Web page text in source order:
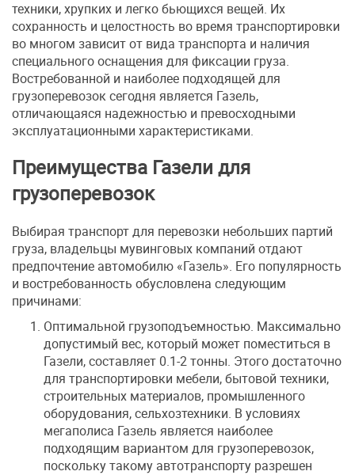
техники, хрупких и легко бьющихся вещей. Их
сохранность и целостность во время транспортировки
во многом зависит от вида транспорта и наличия
специального оснащения для фиксации груза.
Востребованной и наиболее подходящей для
грузоперевозок сегодня является Газель,
отличающаяся надежностью и превосходными
эксплуатационными характеристиками.
Преимущества Газели для
грузоперевозок
Выбирая транспорт для перевозки небольших партий
груза, владельцы мувинговых компаний отдают
предпочтение автомобилю «Газель». Его популярность
и востребованность обусловлена следующим
причинами:
Оптимальной грузоподъемностью. Максимально
допустимый вес, который может поместиться в
Газели, составляет 0.1-2 тонны. Этого достаточно
для транспортировки мебели, бытовой техники,
строительных материалов, промышленного
оборудования, сельхозтехники. В условиях
мегаполиса Газель является наиболее
подходящим вариантом для грузоперевозок,
поскольку такому автотранспорту разрешен